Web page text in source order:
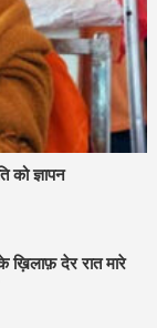
को ज्ञापन
ख़िलाफ़ देर रात मारे